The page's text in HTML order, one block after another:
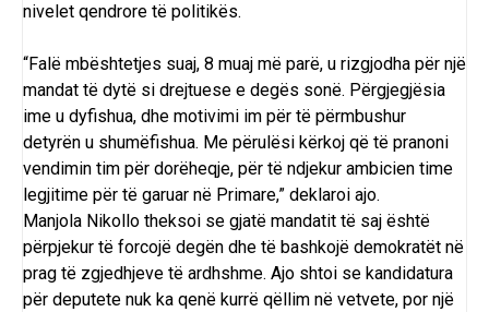
nivelet qendrore të politikës.
“Falë mbështetjes suaj, 8 muaj më parë, u rizgjodha për një
mandat të dytë si drejtuese e degës sonë. Përgjegjësia
ime u dyfishua, dhe motivimi im për të përmbushur
detyrën u shumëfishua. Me përulësi kërkoj që të pranoni
vendimin tim për dorëheqje, për të ndjekur ambicien time
legjitime për të garuar në Primare,” deklaroi ajo.
Manjola Nikollo theksoi se gjatë mandatit të saj është
përpjekur të forcojë degën dhe të bashkojë demokratët në
prag të zgjedhjeve të ardhshme. Ajo shtoi se kandidatura
për deputete nuk ka qenë kurrë qëllim në vetvete, por një